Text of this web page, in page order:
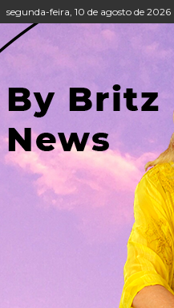
segunda-feira, 10 de agosto de 2026